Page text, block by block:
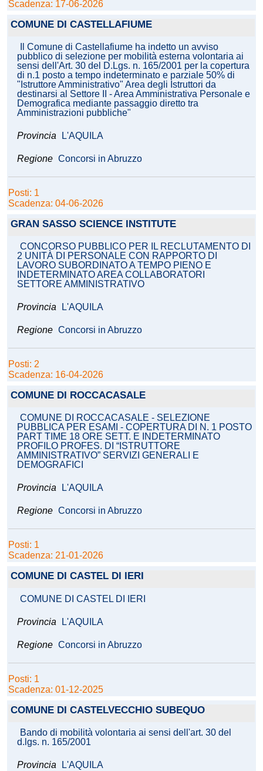
Scadenza: 17-06-2026
COMUNE DI CASTELLAFIUME
Il Comune di Castellafiume ha indetto un avviso
pubblico di selezione per mobilità esterna volontaria ai
sensi dell'Art. 30 del D.Lgs. n. 165/2001 per la copertura
di n.1 posto a tempo indeterminato e parziale 50% di
"Istruttore Amministrativo" Area degli Istruttori da
destinarsi al Settore II - Area Amministrativa Personale e
Demografica mediante passaggio diretto tra
Amministrazioni pubbliche"
Provincia L'AQUILA
Regione Concorsi in Abruzzo
Posti: 1
Scadenza: 04-06-2026
GRAN SASSO SCIENCE INSTITUTE
CONCORSO PUBBLICO PER IL RECLUTAMENTO DI
2 UNITÀ DI PERSONALE CON RAPPORTO DI
LAVORO SUBORDINATO A TEMPO PIENO E
INDETERMINATO AREA COLLABORATORI
SETTORE AMMINISTRATIVO
Provincia L'AQUILA
Regione Concorsi in Abruzzo
Posti: 2
Scadenza: 16-04-2026
COMUNE DI ROCCACASALE
COMUNE DI ROCCACASALE - SELEZIONE
PUBBLICA PER ESAMI - COPERTURA DI N. 1 POSTO
PART TIME 18 ORE SETT. E INDETERMINATO
PROFILO PROFES. DI “ISTRUTTORE
AMMINISTRATIVO” SERVIZI GENERALI E
DEMOGRAFICI
Provincia L'AQUILA
Regione Concorsi in Abruzzo
Posti: 1
Scadenza: 21-01-2026
COMUNE DI CASTEL DI IERI
COMUNE DI CASTEL DI IERI
Provincia L'AQUILA
Regione Concorsi in Abruzzo
Posti: 1
Scadenza: 01-12-2025
COMUNE DI CASTELVECCHIO SUBEQUO
Bando di mobilità volontaria ai sensi dell'art. 30 del
d.lgs. n. 165/2001
Provincia L'AQUILA